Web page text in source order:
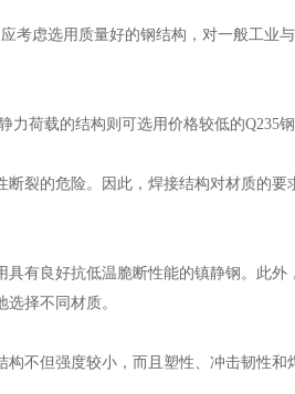
考虑选用质量好的钢结构，对一般工业
荷载的结构则可选用价格较低的Q235钢
裂的危险。因此，焊接结构对材质的要
有良好抗低温脆断性能的镇静钢。此外
择不同材质。
不但强度较小，而且塑性、冲击韧性和